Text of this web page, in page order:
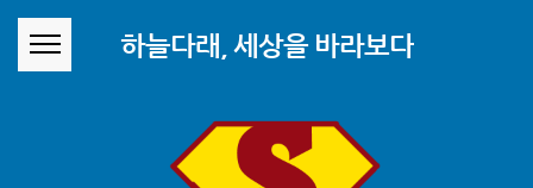
하늘다래, 세상을 바라보다